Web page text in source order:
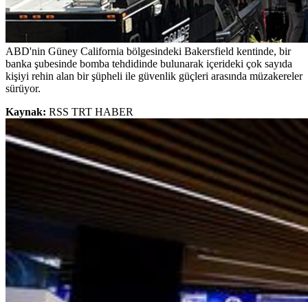
ABD'nin Güney California bölgesindeki Bakersfield kentinde, bir
banka şubesinde bomba tehdidinde bulunarak içerideki çok sayıda
kişiyi rehin alan bir şüpheli ile güvenlik güçleri arasında müzakereler
sürüyor.
Kaynak: RSS TRT HABER